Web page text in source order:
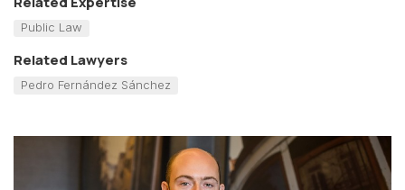
Public Law
Related Lawyers
Pedro Fernández Sánchez